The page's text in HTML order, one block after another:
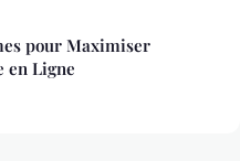
pour Maximiser
en Ligne